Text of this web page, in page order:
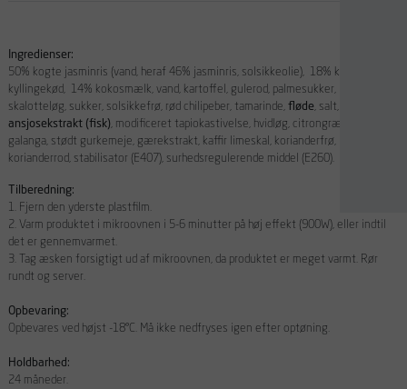
Ingredienser:
50% kogte jasminris (vand, heraf 46% jasminris, solsikkeolie), 18% kogt
kyllingekød, 14% kokosmælk, vand, kartoffel, gulerod, palmesukker,
skalotteløg, sukker, solsikkefrø, rød chilipeber, tamarinde,fløde, salt,
ansjosekstrakt (fisk), modificeret tapiokastivelse, hvidløg, citrongræs, dextrose,
galanga, stødt gurkemeje, gærekstrakt, kaffir limeskal, korianderfrø,
korianderrod, stabilisator (E407), surhedsregulerende middel (E260).
Tilberedning:
1. Fjern den yderste plastfilm.
2. Varm produktet i mikroovnen i 5-6 minutter på høj effekt (900W), eller indtil
det er gennemvarmet.
3. Tag æsken forsigtigt ud af mikroovnen, da produktet er meget varmt. Rør
rundt og server.
Opbevaring:
Opbevares ved højst -18°C. Må ikke nedfryses igen efter optøning.
Holdbarhed:
24 måneder.